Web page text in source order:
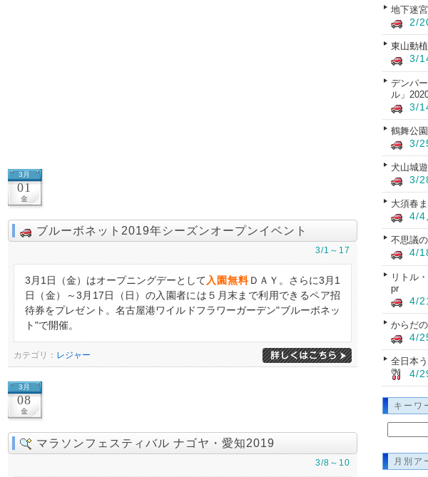
3月
01
金
ブルーボネット2019年シーズンオープンイベント
3/1～17
3月1日（金）はオープニングデーとして入園無料ＤＡＹ。さらに3月1
日（金）～3月17日（日）の入園者には５月末まで利用できるペア招
待券をプレゼント。名古屋港ワイルドフラワーガーデン"ブルーボネッ
ト"で開催。
カテゴリ： レジャー
3月
08
金
マラソンフェスティバル ナゴヤ・愛知2019
3/8～10
地下迷
2/
東山動
3/
デンパ
ル」
3/
鶴舞公
3/
犬山城
3/
大須春
4/
不思議
4/
リトル
pr
4/
からだ
4/
全日本
4/
キーワ
月別ア